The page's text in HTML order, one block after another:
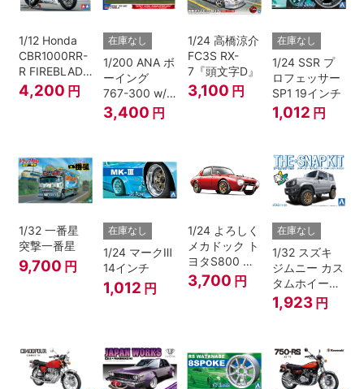
1/12 Honda
CBR1000RR-
R FIREBLADE
SP 30th
Anniversary
4,200 円
在庫なし
1/200 ANA ボ
ーイング
767-300 w/
ウイングレッ
ト “B767就航
3,400 円
1/24 高橋涼介
FC3S RX-
7『頭文字D』
3,100 円
在庫なし
1/24 SSR プ
ロフェッサー
SP1 19インチ
1,012 円
1/32 一番星
突撃一番星
9,700 円
在庫なし
1/24 マークⅢ
14インチ
1,012 円
1/24 よろしく
メカドック ト
ヨタS800 女
暴小町仕様
40周年記念パ
3,700 円
在庫なし
1/32 スズキ
ジムニー カス
タムホイール
(シルキーシル
バーメタリッ
1,923 円